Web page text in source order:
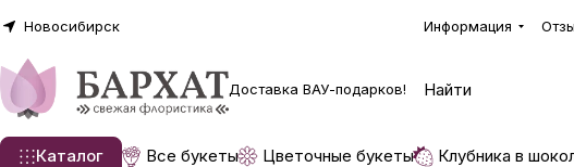
Новосибирск Информация
Доставка ВАУ-подарков!
Каталог Все букеты Цветочные букеты Клубника в